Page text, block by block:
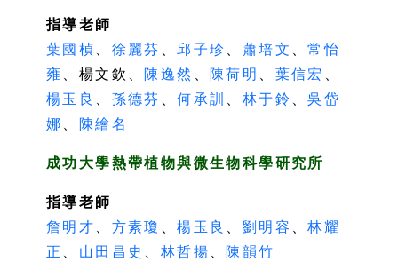
指導老師
葉國楨、 徐麗芬 、邱子珍 、 蕭培文 、常怡
雍、楊文欽、陳逸然 、陳荷明 、 葉信宏 、
楊玉良 、 孫德芬 、何承訓 、 林于鈴、吳岱
娜、 陳繪名
成功大學熱帶植物與微生物科學研究所
指導老師
詹明才、 方素瓊 、楊玉良 、 劉明容 、林耀
正 、 山田昌史 、 林哲揚、陳韻竹